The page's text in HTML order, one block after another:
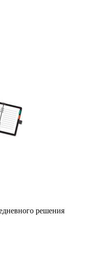
решения